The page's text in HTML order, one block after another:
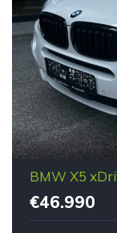
BMW X5
€46.990